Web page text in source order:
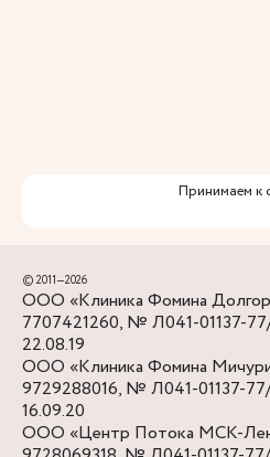
Принимаем к
© 2011—2026
ООО «Клиника Фомина
7707421260, № Л041-01137-
22.08.19
ООО «Клиника Фомина
9729288016, № Л041-01137-
16.09.20
ООО «Центр Потока МСК-